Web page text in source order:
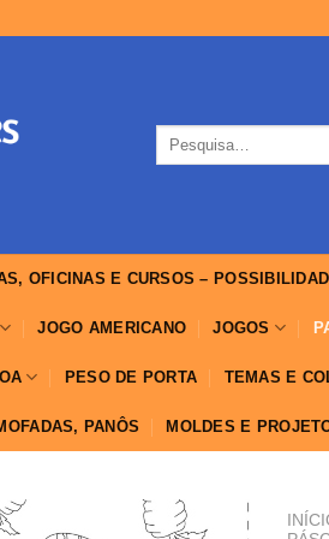
por:
OFICINAS E CURSOS –
JOGO AMERICANO JOGOS
PESO DE PORTA TEMAS E
PANÔS MOLDES E